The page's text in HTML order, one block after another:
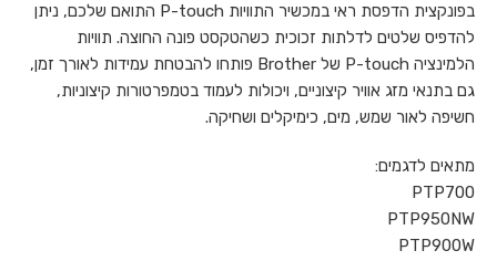
בפונקצית הדפסת ראי במכשיר התוויות P-touch התואם שלכם, ניתן
להדפיס שלטים לדלתות זכוכית כשהטקסט פונה החוצה. תוויות
הלמינציה P-touch של Brother פותחו להבטחת עמידות לאורך זמן,
גם בתנאי מזג אוויר קיצוניים, ויכולות לעמוד בטמפרטורות קיצוניות,
חשיפה לאור שמש, מים, כימיקלים ושחיקה.
מתאים לדגמים:
PTP700
PTP950NW
PTP900W